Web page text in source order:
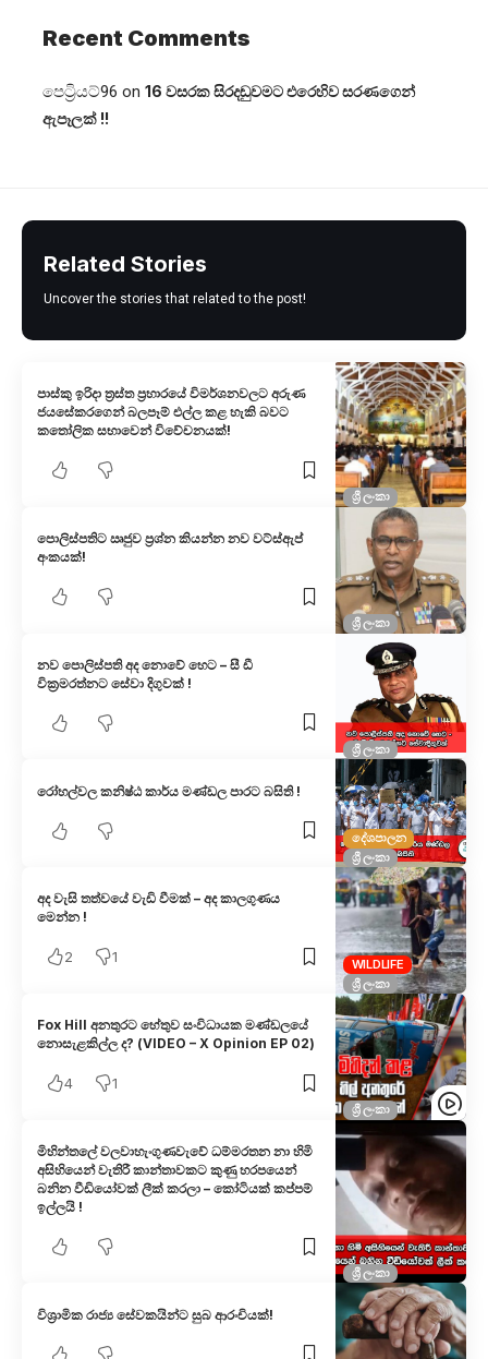
Recent Comments
පෙට්‍රියට්96 on 16 වසරක සිරදඬුවමට එරෙහිව සරණගෙන්
ඇපෑලක් !!
Related Stories
Uncover the stories that related to the post!
ශ්‍රී ලංකා
පාස්කු ඉරිදා ත්‍රස්ත ප්‍රහාරයේ විමර්ශනවලට අරුණ
ජයසේකරගෙන් බලපෑම් එල්ල කළ හැකි බවට
කතෝලික සභාවෙන් විවේචනයක්!
ශ්‍රී ලංකා
පොලිස්පතිට ඍජුව ප්‍රශ්න කියන්න නව වට්ස්ඇප්
අංකයක්!
ශ්‍රී ලංකා
නව පොලිස්පති අද නොවේ හෙට – සී ඩී
වික්‍රමරත්නට සේවා දිගුවක් !
දේශපාලන
ශ්‍රී ලංකා
රෝහල්වල කනිෂ්ඨ කාර්ය මණ්ඩල පාරට බසිති !
WILDLIFE
ශ්‍රී ලංකා
අද වැසි තත්වයේ වැඩි වීමක් – අද කාලගුණය
මෙන්න !
2 1
ශ්‍රී ලංකා
Fox Hill අනතුරට හේතුව සංවිධායක මණ්ඩලයේ
නොසැළකිල්ල ද? (VIDEO – X Opinion EP 02)
4 1
ශ්‍රී ලංකා
මිහින්තලේ වලවාහැංගුණවැවේ ධම්මරතන නා හිමි
අසිහියෙන් වැතිරී කාන්තාවකට කුණු හරපයෙන්
බනින වීඩියෝවක් ලීක් කරලා – කෝටියක් කප්පම්
ඉල්ලයි !
විශ‍්‍රාමික රාජ්‍ය සේවකයින්ට සුබ ආරංචියක්!